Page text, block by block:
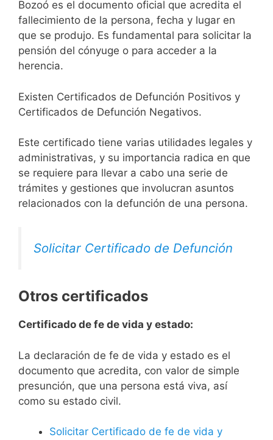
Bozoó es el documento oficial que acredita el
fallecimiento de la persona, fecha y lugar en
que se produjo. Es fundamental para solicitar la
pensión del cónyuge o para acceder a la
herencia.
Existen Certificados de Defunción Positivos y
Certificados de Defunción Negativos.
Este certificado tiene varias utilidades legales y
administrativas, y su importancia radica en que
se requiere para llevar a cabo una serie de
trámites y gestiones que involucran asuntos
relacionados con la defunción de una persona.
Solicitar Certificado de Defunción
Otros certificados
Certificado de fe de vida y estado:
La declaración de fe de vida y estado es el
documento que acredita, con valor de simple
presunción, que una persona está viva, así
como su estado civil.
Solicitar Certificado de fe de vida y